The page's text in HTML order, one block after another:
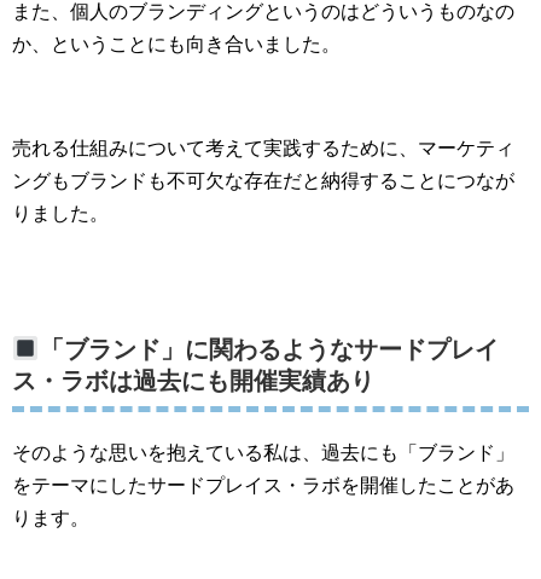
また、個人のブランディングというのはどういうものなの
か、ということにも向き合いました。
売れる仕組みについて考えて実践するために、マーケティ
ングもブランドも不可欠な存在だと納得することにつなが
りました。
「ブランド」に関わるようなサードプレイ
ス・ラボは過去にも開催実績あり
そのような思いを抱えている私は、過去にも「ブランド」
をテーマにしたサードプレイス・ラボを開催したことがあ
ります。